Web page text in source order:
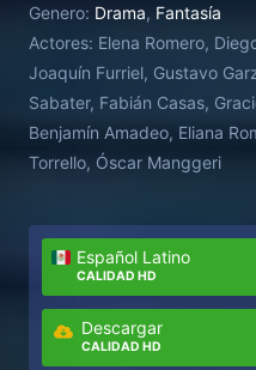
secretos familiares que
que creía posible.
Genero: Drama, Fantasía
Actores: Elena Romero,
Joaquín Furriel, Gustavo
Sabater, Fabián Casas,
Benjamín Amadeo, Eliana
Torrello, Óscar Manggeri
Español Latino
CALIDAD HD
Descargar
CALIDAD HD